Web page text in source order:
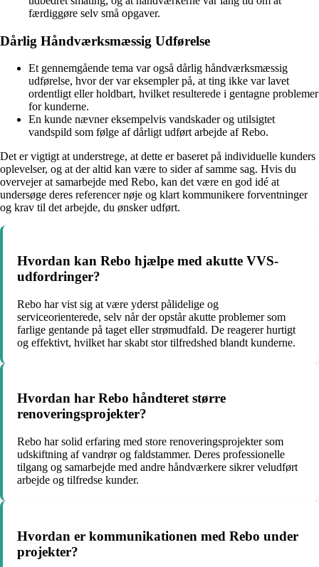
færdiggøre selv små opgaver.
Dårlig Håndværksmæssig Udførelse
Et gennemgående tema var også dårlig håndværksmæssig
udførelse, hvor der var eksempler på, at ting ikke var lavet
ordentligt eller holdbart, hvilket resulterede i gentagne problemer
for kunderne.
En kunde nævner eksempelvis vandskader og utilsigtet
vandspild som følge af dårligt udført arbejde af Rebo.
Det er vigtigt at understrege, at dette er baseret på individuelle kunders
oplevelser, og at der altid kan være to sider af samme sag. Hvis du
overvejer at samarbejde med Rebo, kan det være en god idé at
undersøge deres referencer nøje og klart kommunikere forventninger
og krav til det arbejde, du ønsker udført.
Hvordan kan Rebo hjælpe med akutte VVS-
udfordringer?
Rebo har vist sig at være yderst pålidelige og
serviceorienterede, selv når der opstår akutte problemer som
farlige gentande på taget eller strømudfald. De reagerer hurtigt
og effektivt, hvilket har skabt stor tilfredshed blandt kunderne.
Hvordan har Rebo håndteret større
renoveringsprojekter?
Rebo har solid erfaring med store renoveringsprojekter som
udskiftning af vandrør og faldstammer. Deres professionelle
tilgang og samarbejde med andre håndværkere sikrer veludført
arbejde og tilfredse kunder.
Hvordan er kommunikationen med Rebo under
projekter?